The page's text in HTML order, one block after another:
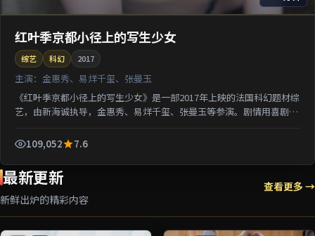
红叶季京都小径上的写生少女
综艺 科幻 2017
主演： 金惠秀、易烊千玺、张曼玉
《红叶季京都小径上的写生少女》是一部2017年上映的法国科幻题材综
艺，由新海诚执导，金惠秀、易烊千玺、张曼玉等参演。剧情用喜剧外
109,052
7.6
最新更新
新鲜出炉的精彩内容
查看更多 →